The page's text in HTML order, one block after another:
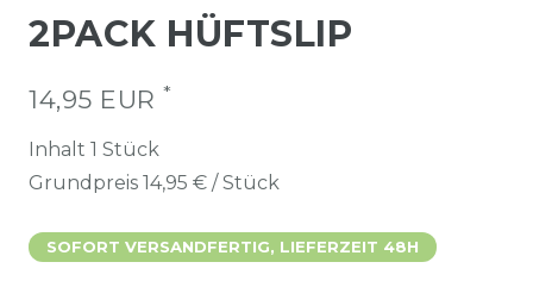
2PACK HÜFTSLIP
14,95 EUR *
Inhalt 1 Stück
Grundpreis 14,95 € / Stück
SOFORT VERSANDFERTIG, LIEFERZEIT 48H